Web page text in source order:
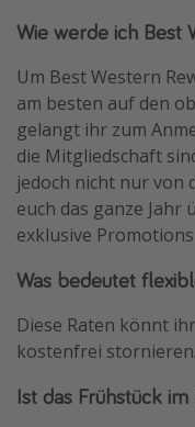
Wie werde ich Best
Um Best Western
am besten auf den
gelangt ihr zum
die Mitgliedschaft
jedoch nicht nur von
euch das ganze
exklusive
Was bedeutet
Diese Raten könnt
kostenfrei stornieren.
Ist das Frühstück